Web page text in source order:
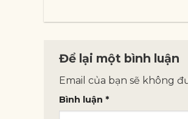
Để lại một bình luận
Email của bạn sẽ không
Bình luận *